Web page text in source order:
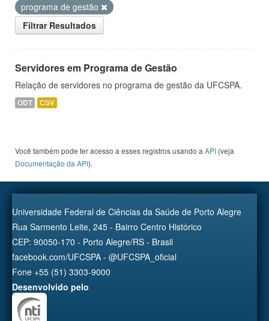
programa de gestão
Filtrar Resultados
Servidores em Programa de Gestão
Relação de servidores no programa de gestão da UFCSPA.
ODT CSV
Você também pode ter acesso a esses registros usando a API (veja
Documentação da API).
Universidade Federal de Ciências da Saúde de Porto Alegre
Rua Sarmento Leite, 245 - Bairro Centro Histórico
CEP: 90050-170 - Porto Alegre/RS - Brasil
facebook.com/UFCSPA - @UFCSPA_oficial
Fone +55 (51) 3303-9000
Desenvolvido pelo